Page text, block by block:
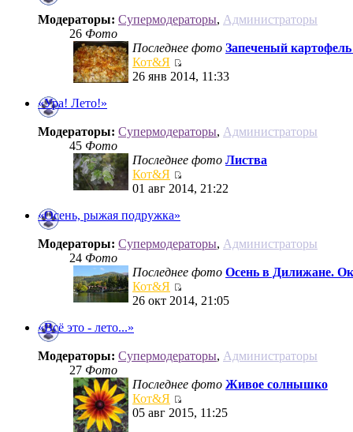
Модераторы: Супермодераторы, Администраторы
26 Фото
Последнее фото Запеченый картофель
Кот&Я
26 янв 2014, 11:33
«Ура! Лето!»
Модераторы: Супермодераторы, Администраторы
45 Фото
Последнее фото Листва
Кот&Я
01 авг 2014, 21:22
«Осень, рыжая подружка»
Модераторы: Супермодераторы, Администраторы
24 Фото
Последнее фото Осень в Дилижане.
Кот&Я
26 окт 2014, 21:05
«Всё это - лето...»
Модераторы: Супермодераторы, Администраторы
27 Фото
Последнее фото Живое солнышко
Кот&Я
05 авг 2015, 11:25